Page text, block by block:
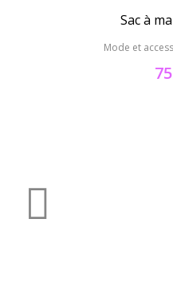
Sac à
Mode et